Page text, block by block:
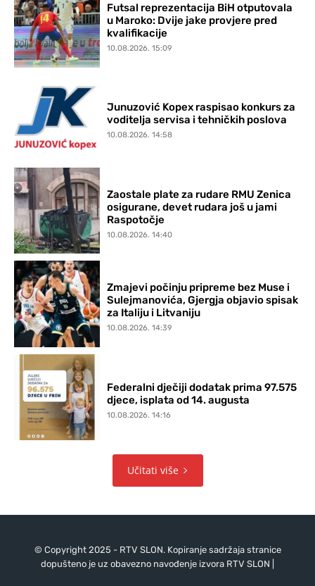
Futsal reprezentacija BiH otputovala
u Maroko: Dvije jake provjere pred
kvalifikacije
10.08.2026. 15:09
Junuzović Kopex raspisao konkurs za
voditelja servisa i tehničkih poslova
10.08.2026. 14:58
Zaostale plate za rudare RMU Zenica
osigurane, devet rudara još u jami
Raspotočje
10.08.2026. 14:40
Zmajevi počinju pripreme bez Muse i
Sulejmanovića, Gjergja objavio spisak
za Italiju i Litvaniju
10.08.2026. 14:39
Federalni dječiji dodatak prima 97.575
djece, isplata od 14. augusta
10.08.2026. 14:16
Učitati više
© Copyright 2025 - RTV SLON. Kopiranje sadržaja stranice
dopušteno je uz obavezno navođenje izvora RTV SLON |